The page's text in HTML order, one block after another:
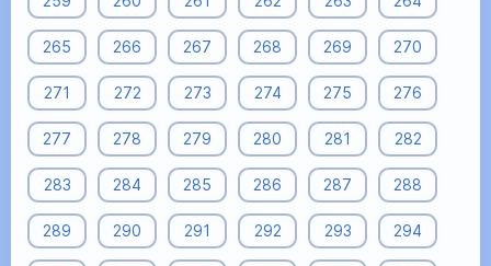
265 266 267 268 269 270
271 272 273 274 275 276
277 278 279 280 281 282
283 284 285 286 287 288
289 290 291 292 293 294